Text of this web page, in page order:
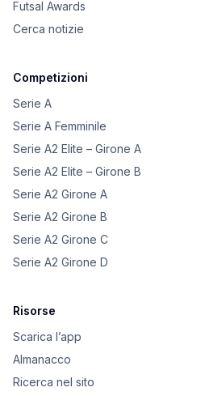
Futsal Awards
Cerca notizie
Competizioni
Serie A
Serie A Femminile
Serie A2 Elite – Girone A
Serie A2 Elite – Girone B
Serie A2 Girone A
Serie A2 Girone B
Serie A2 Girone C
Serie A2 Girone D
Risorse
Scarica l’app
Almanacco
Ricerca nel sito